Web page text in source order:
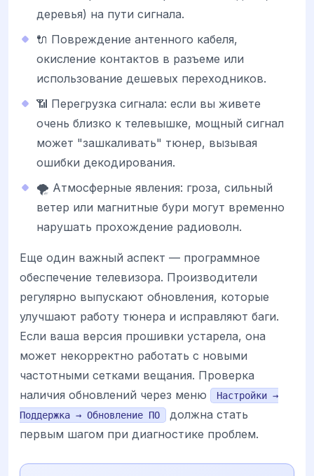
деревья) на пути сигнала.
🔌 Повреждение антенного кабеля,
окисление контактов в разъеме или
использование дешевых переходников.
📶 Перегрузка сигнала: если вы живете
очень близко к телевышке, мощный сигнал
может "зашкаливать" тюнер, вызывая
ошибки декодирования.
🌪️ Атмосферные явления: гроза, сильный
ветер или магнитные бури могут временно
нарушать прохождение радиоволн.
Еще один важный аспект — программное
обеспечение телевизора. Производители
регулярно выпускают обновления, которые
улучшают работу тюнера и исправляют баги.
Если ваша версия прошивки устарела, она
может некорректно работать с новыми
частотными сетками вещания. Проверка
наличия обновлений через меню
Настройки →
Поддержка → Обновление ПО
должна стать
первым шагом при диагностике проблем.